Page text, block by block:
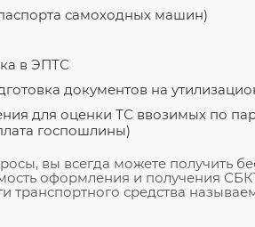
самоходных машин)
в ЭПТС
документов на
для оценки ТС ввозимых по
госпошлины)
вы всегда можете получить
оформления и получения
транспортного средства